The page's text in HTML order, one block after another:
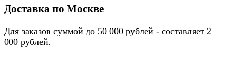
Доставка по Москве
Для заказов суммой до 50 000 рублей - составляет 2
000 рублей.